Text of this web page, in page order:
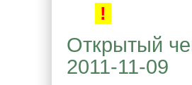
!
Открытый
2011-11-09